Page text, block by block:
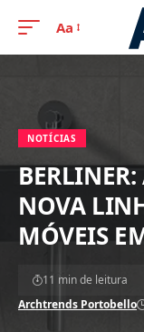
Aa
NOTÍCIAS
NOVA
MÓVEIS
Archtrends Portobello
11 min de leitura